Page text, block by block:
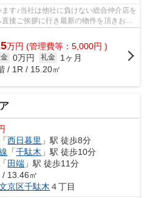
す♪当社は他社に負けない総合仲介店を
接ご挨拶に行き最新の物件を頂きお客
...
万円 (管理費等：5,000円 )
0万円 礼金
1ヶ月
/ 1R / 15.20㎡
「西日暮里 」駅 徒歩8分
「千駄木 」駅 徒歩10分
「 田端 」駅 徒歩11分
/ 13.46㎡
京区千駄木 ４丁目